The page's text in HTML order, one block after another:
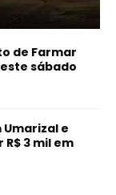
de Farmar
sábado
e
3 mil em